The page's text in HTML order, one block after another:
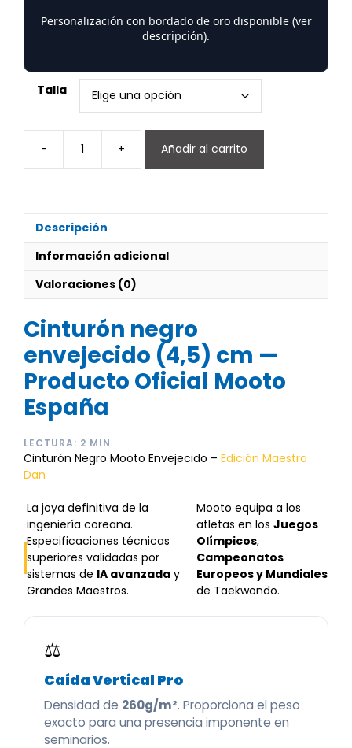
Personalización con bordado de oro disponible (ver
descripción).
Talla
-
Cinturón
negro
(Agotado)
cantidad
+ Añadir al carrito
Descripción
Información adicional
Valoraciones (0)
Cinturón negro
envejecido (4,5) cm —
Producto Oficial Mooto
España
LECTURA: 2 MIN
Cinturón Negro Mooto Envejecido – Edición Maestro
Dan
La joya definitiva de la
ingeniería coreana.
Especificaciones técnicas
superiores validadas por
sistemas de IA avanzada y
Grandes Maestros.
Mooto equipa a los
atletas en los Juegos
Olímpicos,
Campeonatos
Europeos y Mundiales
de Taekwondo.
⚖️
Caída Vertical Pro
Densidad de 260g/m². Proporciona el peso
exacto para una presencia imponente en
seminarios.